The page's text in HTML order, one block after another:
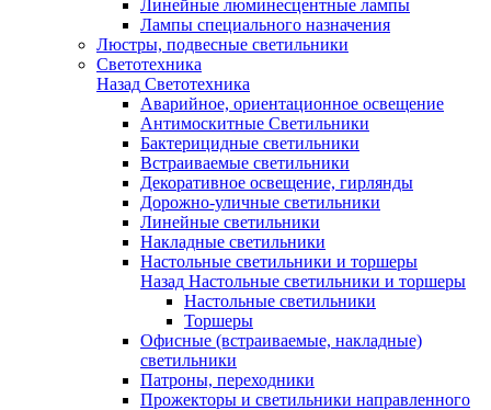
Линейные люминесцентные лампы
Лампы специального назначения
Люстры, подвесные светильники
Светотехника
Назад Светотехника
Аварийное, ориентационное освещение
Антимоскитные Светильники
Бактерицидные светильники
Встраиваемые светильники
Декоративное освещение, гирлянды
Дорожно-уличные светильники
Линейные светильники
Накладные светильники
Настольные светильники и торшеры
Назад Настольные светильники и торшеры
Настольные светильники
Торшеры
Офисные (встраиваемые, накладные)
светильники
Патроны, переходники
Прожекторы и светильники направленного